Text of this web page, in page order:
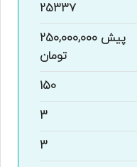
25337
پیش 250,000,000
تومان
150
3
3